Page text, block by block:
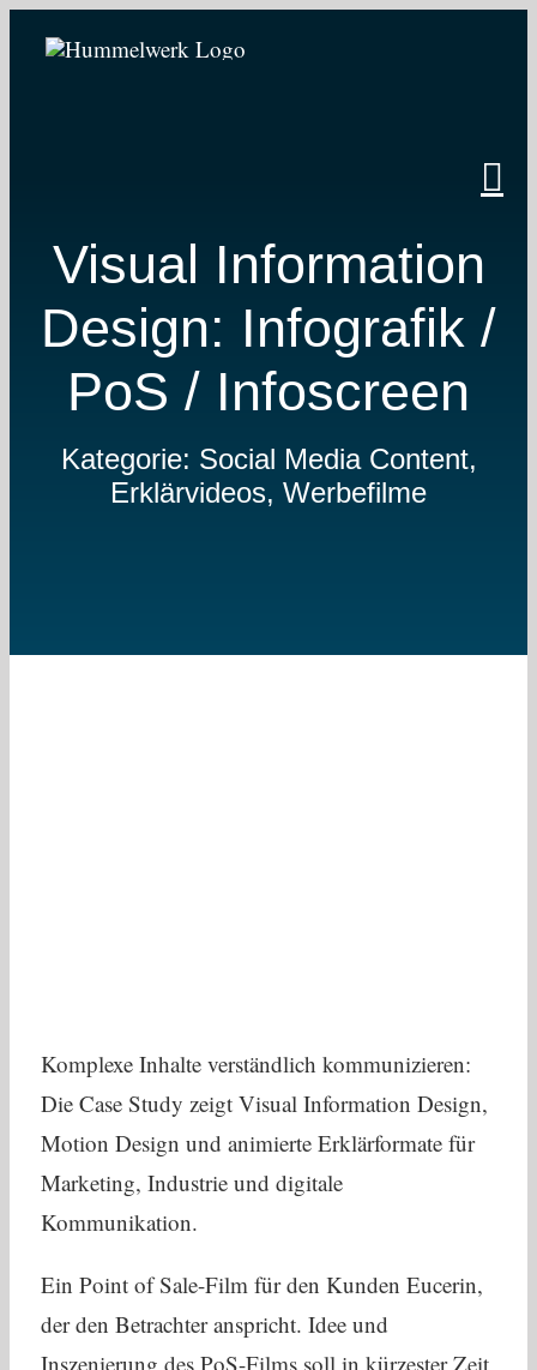
Visual Information
Design: Infografik /
PoS / Infoscreen
Kategorie: Social Media Content,
Erklärvideos, Werbefilme
Komplexe Inhalte verständlich kommunizieren:
Die Case Study zeigt Visual Information Design,
Motion Design und animierte Erklärformate für
Marketing, Industrie und digitale
Kommunikation.
Ein Point of Sale-Film für den Kunden Eucerin,
der den Betrachter anspricht. Idee und
Inszenierung des PoS-Films soll in kürzester Zeit